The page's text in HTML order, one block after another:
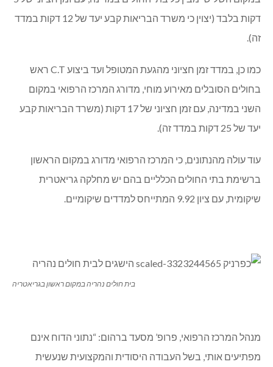
דקות בלבד (יצוין כי משרד הבריאות קבע יעד של 12 דקות במדד
זה).
כמו כן, במדד זמן חציוני מהגעת המטופל ועד ביצוע C.T ראש
בחולים הסובלים מאירוע מוחי, מדורג המרכז הרפואי במקום
השני במדינה, עם זמן חציוני של 17 דקות (משרד הבריאות קבע
יעד של 25 דקות במדד זה).
עוד עולה מהנתונים, כי המרכז הרפואי מדורג במקום הראשון
ברשימת בתי החולים הכלליים בהם יש מחלקה גריאטרית
שיקומית, עם ציון 9.92 המתייחס למדדים שיקומיים.
בית חולים נהריה במקום ראשון בגריאטריה
מנהל המרכז הרפואי, פרופ’ מסעד ברהום: “נתוני הדוח אינם
מפתיעים אותי, בשל העבודה היסודית והמקצועית שנעשית